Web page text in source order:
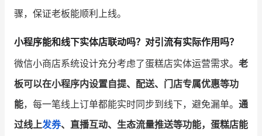
骤，保证老板能顺利上线。
小程序能和线下实体店联动吗？对引流有实际作用吗？
微信小商店系统设计充分考虑了蛋糕店实体运营需求。 老
板可以在小程序内设置自提、配送、门店专属优惠等功
能，每一笔线上订单都能实时同步到线下，避免漏单。 通
过线上发券、直播互动、生态流量推送等功能，蛋糕店能